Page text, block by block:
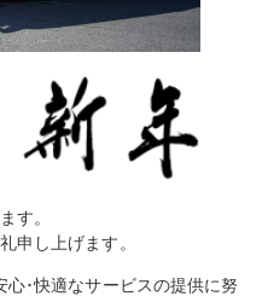
す。
申し上げます。
･快適なサービスの提供に努